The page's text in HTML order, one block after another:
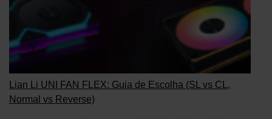
Lian Li UNI FAN FLEX: Guia de Escolha (SL vs CL,
Normal vs Reverse)